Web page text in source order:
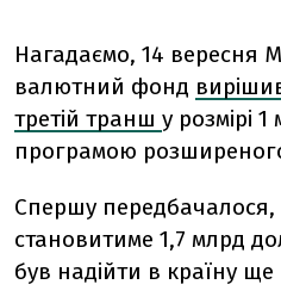
Нагадаємо, 14 вересня
валютний фонд
третій транш у розмірі
програмою
Спершу
становитиме 1,7 млрд
був надійти в країну ще